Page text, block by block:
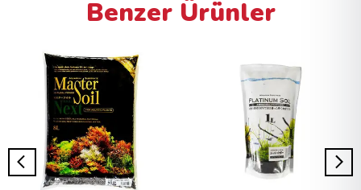
Benzer Ürünler